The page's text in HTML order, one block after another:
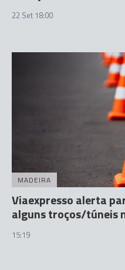
22 Set 18:00
MADEIRA
Viaexpresso alerta
alguns troços/túneis
15:19